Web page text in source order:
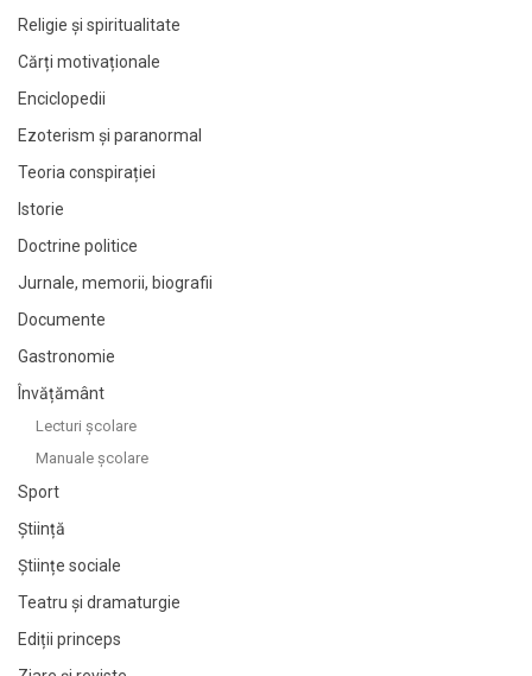
Religie și spiritualitate
Cărți motivaționale
Enciclopedii
Ezoterism și paranormal
Teoria conspirației
Istorie
Doctrine politice
Jurnale, memorii, biografii
Documente
Gastronomie
Învățământ
Lecturi şcolare
Manuale şcolare
Sport
Știință
Științe sociale
Teatru și dramaturgie
Ediții princeps